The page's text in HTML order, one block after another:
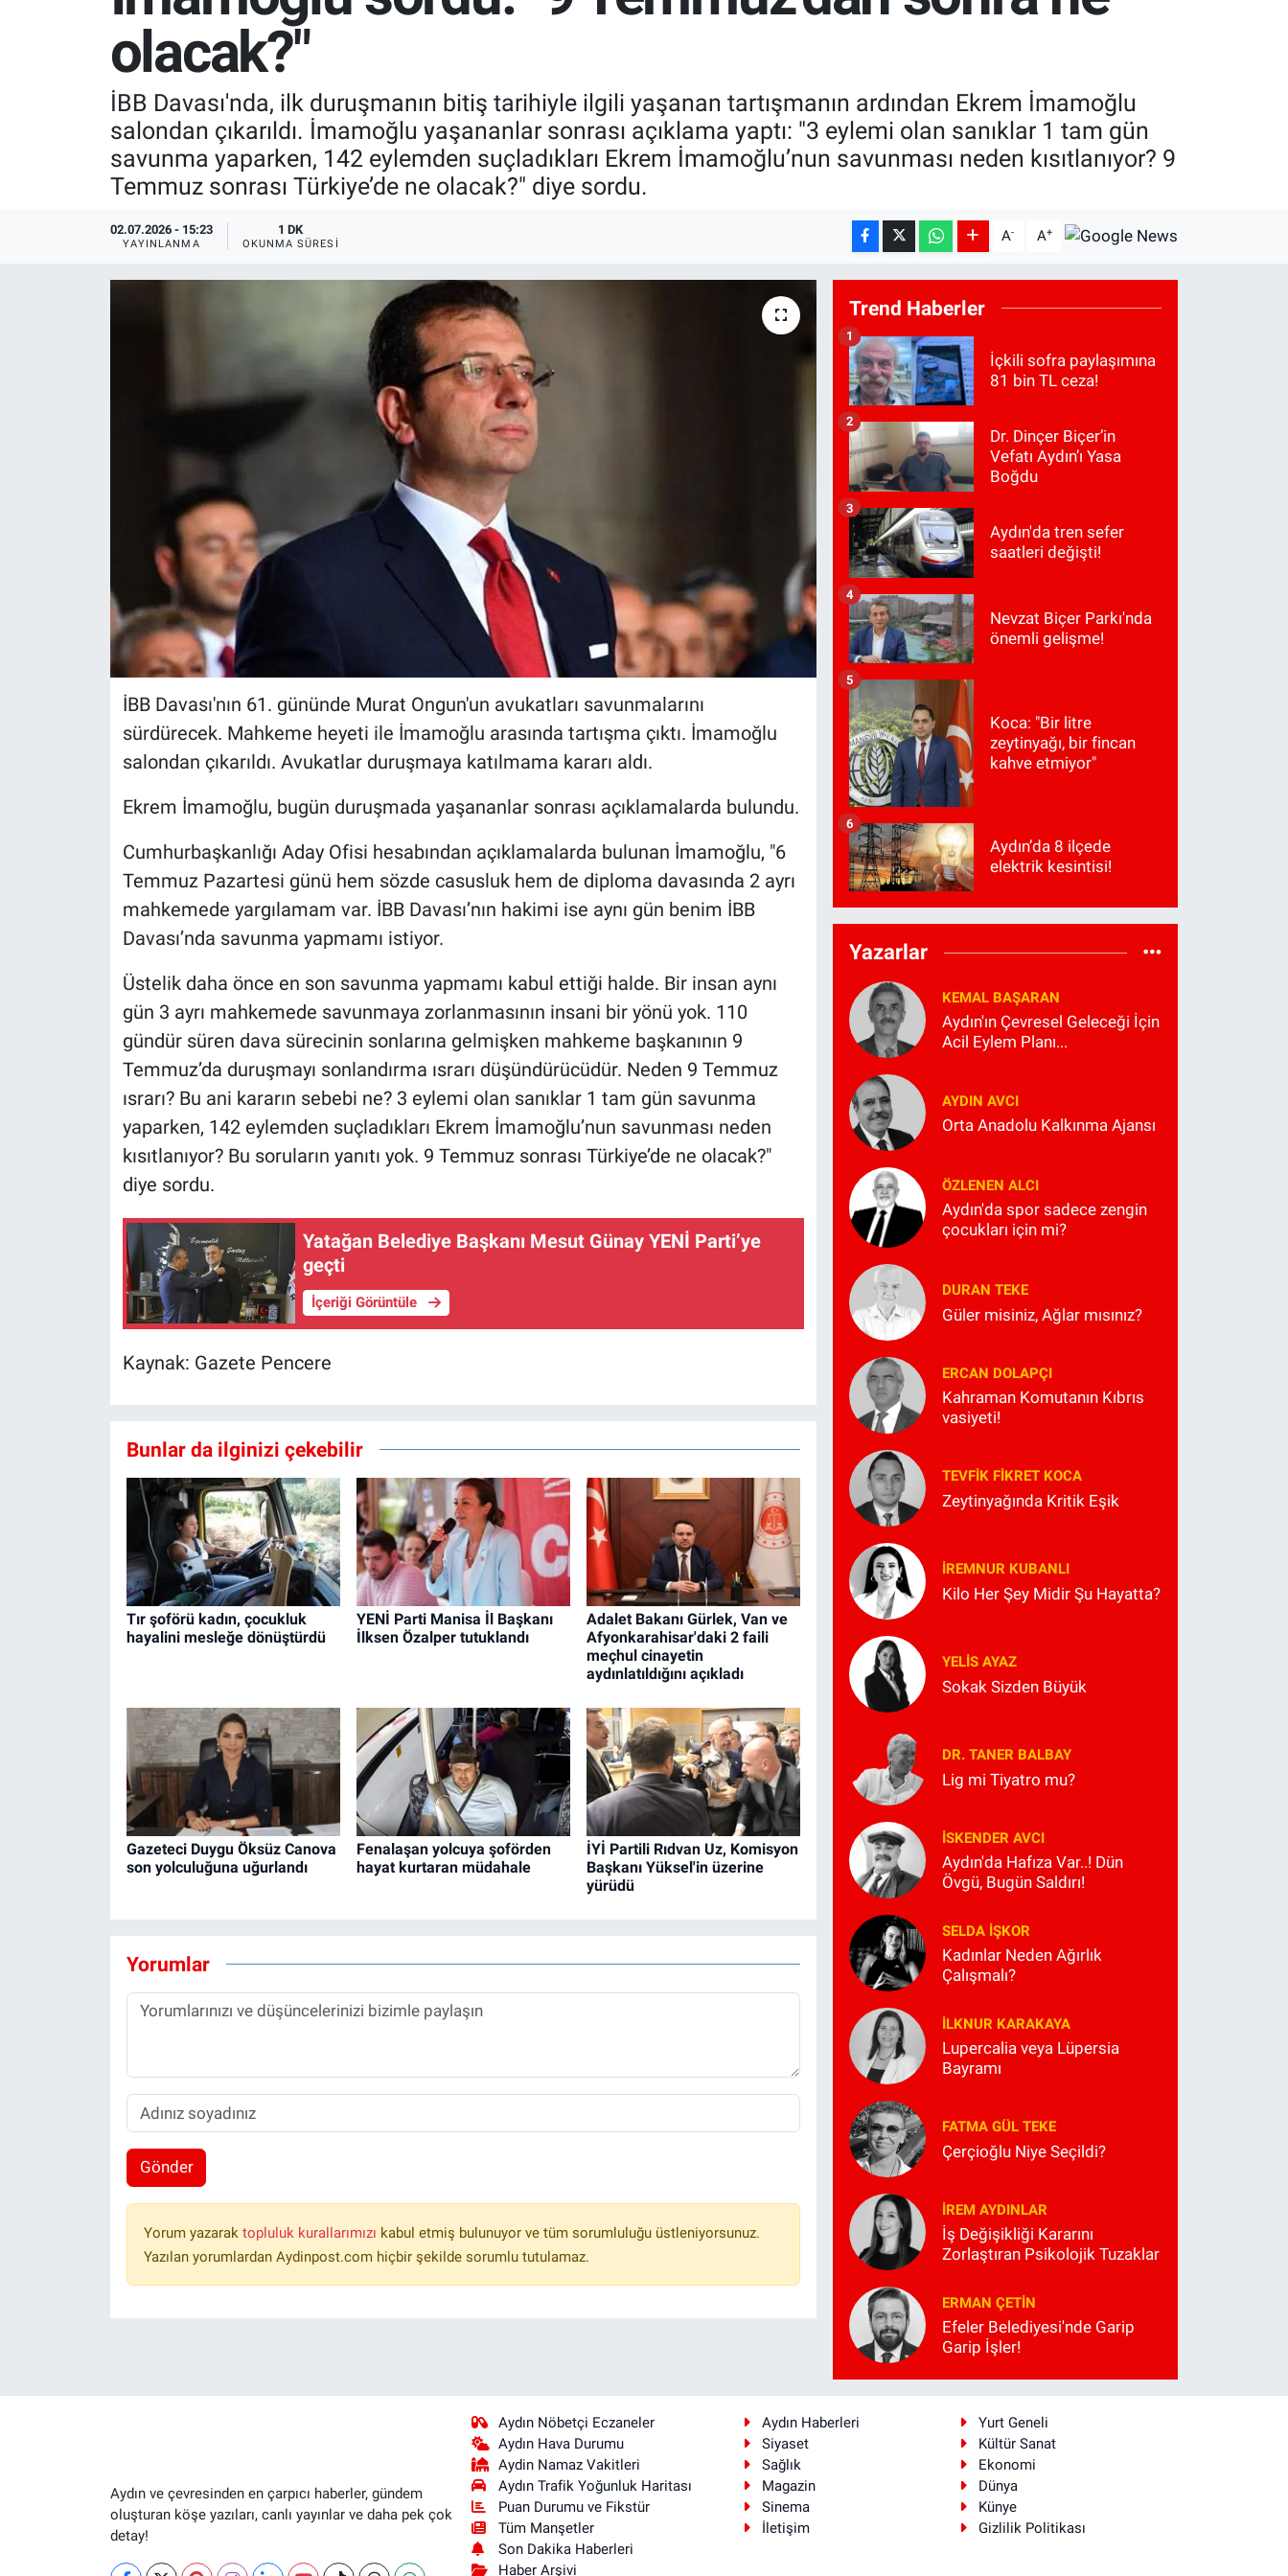
olacak?"
İBB Davası'nda, ilk duruşmanın bitiş tarihiyle ilgili yaşanan tartışmanın ardından Ekrem İmamoğlu
salondan çıkarıldı. İmamoğlu yaşananlar sonrası açıklama yaptı: "3 eylemi olan sanıklar 1 tam gün
savunma yaparken, 142 eylemden suçladıkları Ekrem İmamoğlu’nun savunması neden kısıtlanıyor? 9
Temmuz sonrası Türkiye’de ne olacak?" diye sordu.
02.07.2026 - 15:23
YAYINLANMA
1 DK
OKUNMA SÜRESI A- A+
İBB Davası'nın 61. gününde Murat Ongun'un avukatları savunmalarını
sürdürecek. Mahkeme heyeti ile İmamoğlu arasında tartışma çıktı. İmamoğlu
salondan çıkarıldı. Avukatlar duruşmaya katılmama kararı aldı.
Ekrem İmamoğlu, bugün duruşmada yaşananlar sonrası açıklamalarda bulundu.
Cumhurbaşkanlığı Aday Ofisi hesabından açıklamalarda bulunan İmamoğlu, "6
Temmuz Pazartesi günü hem sözde casusluk hem de diploma davasında 2 ayrı
mahkemede yargılamam var. İBB Davası’nın hakimi ise aynı gün benim İBB
Davası’nda savunma yapmamı istiyor.
Üstelik daha önce en son savunma yapmamı kabul ettiği halde. Bir insan aynı
gün 3 ayrı mahkemede savunmaya zorlanmasının insani bir yönü yok. 110
gündür süren dava sürecinin sonlarına gelmişken mahkeme başkanının 9
Temmuz’da duruşmayı sonlandırma ısrarı düşündürücüdür. Neden 9 Temmuz
ısrarı? Bu ani kararın sebebi ne? 3 eylemi olan sanıklar 1 tam gün savunma
yaparken, 142 eylemden suçladıkları Ekrem İmamoğlu’nun savunması neden
kısıtlanıyor? Bu soruların yanıtı yok. 9 Temmuz sonrası Türkiye’de ne olacak?"
diye sordu.
Yatağan Belediye Başkanı Mesut Günay YENİ Parti’ye
geçti
İçeriği Görüntüle
Kaynak: Gazete Pencere
Bunlar da ilginizi çekebilir
Tır şoförü kadın, çocukluk
hayalini mesleğe dönüştürdü
YENİ Parti Manisa İl Başkanı
İlksen Özalper tutuklandı
Adalet Bakanı Gürlek, Van ve
Afyonkarahisar'daki 2 faili
meçhul cinayetin
aydınlatıldığını açıkladı
Gazeteci Duygu Öksüz Canova
son yolculuğuna uğurlandı
Fenalaşan yolcuya şoförden
hayat kurtaran müdahale
İYİ Partili Rıdvan Uz, Komisyon
Başkanı Yüksel'in üzerine
yürüdü
Yorumlar
Gönder
Yorum yazarak topluluk kurallarımızı kabul etmiş bulunuyor ve tüm sorumluluğu üstleniyorsunuz.
Yazılan yorumlardan Aydinpost.com hiçbir şekilde sorumlu tutulamaz.
Trend Haberler
İçkili sofra paylaşımına
81 bin TL ceza!
1
Dr. Dinçer Biçer’in
Vefatı Aydın’ı Yasa
Boğdu
2
Aydın'da tren sefer
saatleri değişti!
3
Nevzat Biçer Parkı'nda
önemli gelişme!
4
Koca: "Bir litre
zeytinyağı, bir fincan
kahve etmiyor"
5
Aydın’da 8 ilçede
elektrik kesintisi!
6
Yazarlar
KEMAL BAŞARAN
Aydın'ın Çevresel Geleceği İçin
Acil Eylem Planı...
AYDIN AVCI
Orta Anadolu Kalkınma Ajansı
ÖZLENEN ALCI
Aydın'da spor sadece zengin
çocukları için mi?
DURAN TEKE
Güler misiniz, Ağlar mısınız?
ERCAN DOLAPÇI
Kahraman Komutanın Kıbrıs
vasiyeti!
TEVFIK FIKRET KOCA
Zeytinyağında Kritik Eşik
İREMNUR KUBANLI
Kilo Her Şey Midir Şu Hayatta?
YELIS AYAZ
Sokak Sizden Büyük
DR. TANER BALBAY
Lig mi Tiyatro mu?
İSKENDER AVCI
Aydın'da Hafıza Var..! Dün
Övgü, Bugün Saldırı!
SELDA İŞKOR
Kadınlar Neden Ağırlık
Çalışmalı?
İLKNUR KARAKAYA
Lupercalia veya Lüpersia
Bayramı
FATMA GÜL TEKE
Çerçioğlu Niye Seçildi?
İREM AYDINLAR
İş Değişikliği Kararını
Zorlaştıran Psikolojik Tuzaklar
ERMAN ÇETIN
Efeler Belediyesi'nde Garip
Garip İşler!
Aydın ve çevresinden en çarpıcı haberler, gündem
oluşturan köşe yazıları, canlı yayınlar ve daha pek çok
detay!
Aydın Nöbetçi Eczaneler
Aydın Hava Durumu
Aydin Namaz Vakitleri
Aydın Trafik Yoğunluk Haritası
Puan Durumu ve Fikstür
Tüm Manşetler
Son Dakika Haberleri
Haber Arşivi
Aydın Haberleri
Yurt Geneli
Siyaset
Kültür Sanat
Sağlık
Ekonomi
Magazin
Dünya
Sinema
Künye
İletişim
Gizlilik Politikası